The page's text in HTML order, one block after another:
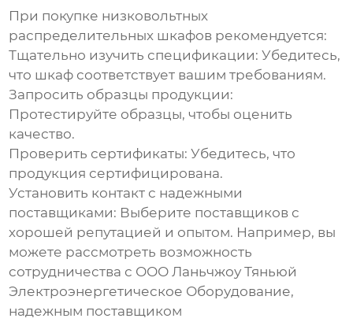
При покупке низковольтных
распределительных шкафов рекомендуется:
Тщательно изучить спецификации: Убедитесь,
что шкаф соответствует вашим требованиям.
Запросить образцы продукции:
Протестируйте образцы, чтобы оценить
качество.
Проверить сертификаты: Убедитесь, что
продукция сертифицирована.
Установить контакт с надежными
поставщиками: Выберите поставщиков с
хорошей репутацией и опытом. Например, вы
можете рассмотреть возможность
сотрудничества с ООО Ланьчжоу Тяньюй
Электроэнергетическое Оборудование,
надежным поставщиком